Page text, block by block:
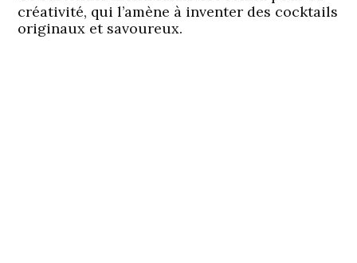
créativité, qui l’amène à inventer des cocktails
originaux et savoureux.